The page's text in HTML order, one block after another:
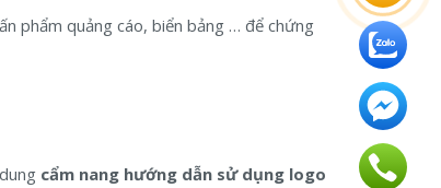
phẩm quảng cáo, biển bảng … để chứng
cẩm nang hướng dẫn sử dụng logo